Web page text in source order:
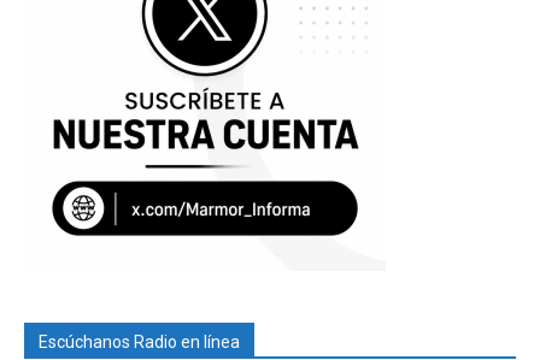
Escúchanos Radio en línea